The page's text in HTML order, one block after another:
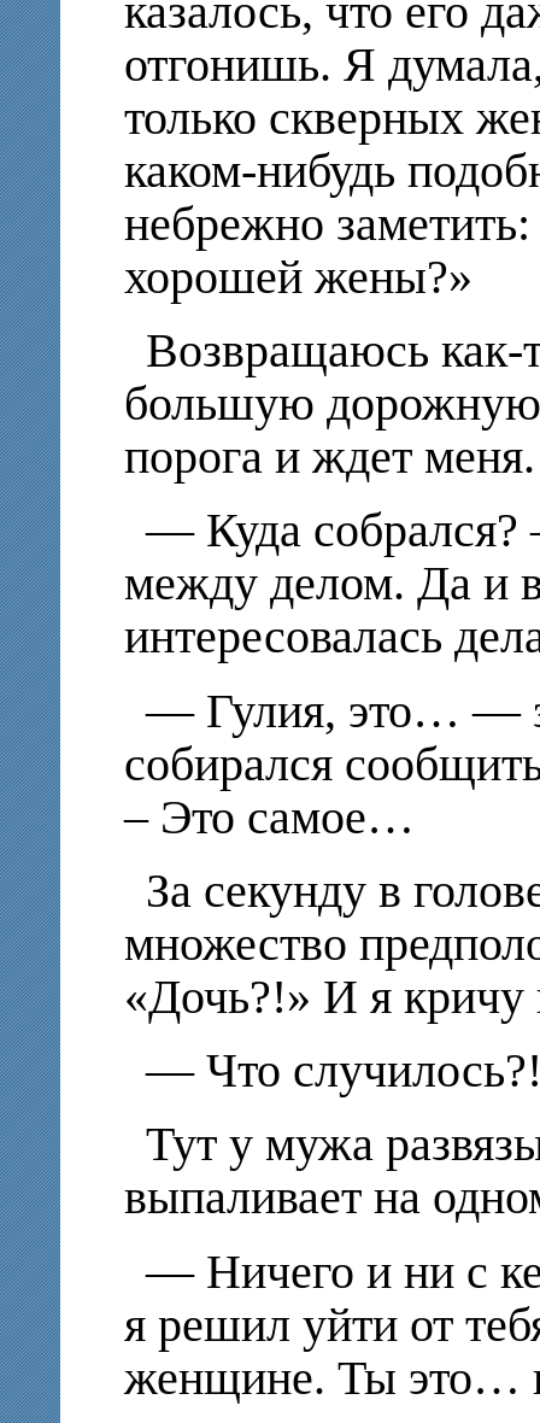
казалось, что его
отгонишь. Я
только скверных
каком-нибудь
небрежно
хорошей жены?»
Возвращаюсь как-
большую дорожную
порога и ждет меня.
— Куда
между делом. Да и
интересовалась
— Гулия, это… —
собирался
– Это самое…
За секунду в
множество
«Дочь?!» И я кричу
— Что
Тут у мужа
выпаливает на
— Ничего и ни с
я решил уйти от
женщине. Ты это…